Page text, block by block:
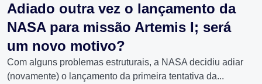
Adiado outra vez o lançamento da
NASA para missão Artemis I; será
um novo motivo?
Com alguns problemas estruturais, a NASA decidiu adiar
(novamente) o lançamento da primeira tentativa da...